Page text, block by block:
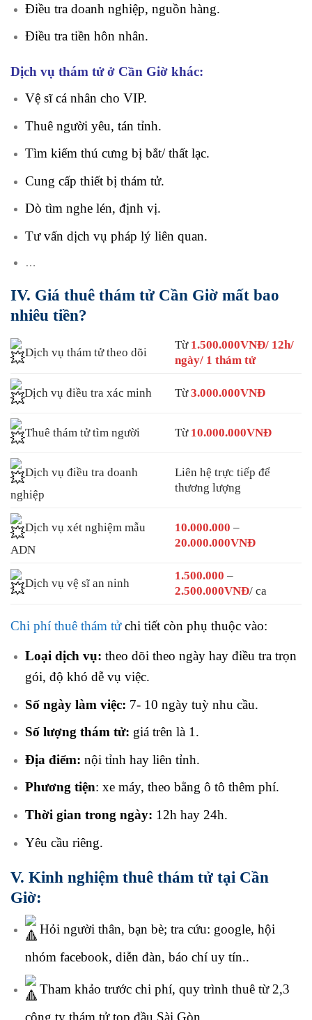
Điều tra doanh nghiệp, nguồn hàng.
Điều tra tiền hôn nhân.
Dịch vụ thám tử ở Cần Giờ khác:
Vệ sĩ cá nhân cho VIP.
Thuê người yêu, tán tỉnh.
Tìm kiếm thú cưng bị bắt/ thất lạc.
Cung cấp thiết bị thám tử.
Dò tìm nghe lén, định vị.
Tư vấn dịch vụ pháp lý liên quan.
…
IV. Giá thuê thám tử Cần Giờ mất bao
nhiêu tiền?
Dịch vụ thám tử theo dõi
Từ 1.500.000VNĐ/ 12h/
ngày/ 1 thám tử
Dịch vụ điều tra xác minh Từ3.000.000VNĐ
Thuê thám tử tìm người Từ 10.000.000VNĐ
Dịch vụ điều tra doanh
nghiệp
Liên hệ trực tiếp để
thương lượng
Dịch vụ xét nghiệm mẫu
ADN
10.000.000 –
20.000.000VNĐ
Dịch vụ vệ sĩ an ninh
1.500.000 –
2.500.000VNĐ/ ca
Chi phí thuê thám tửchi tiết còn phụ thuộc vào:
Loại dịch vụ: theo dõi theo ngày hay điều tra trọn
gói, độ khó dễ vụ việc.
Số ngày làm việc: 7- 10 ngày tuỳ nhu cầu.
Số lượng thám tử: giá trên là 1.
Địa điểm: nội tỉnh hay liên tỉnh.
Phương tiện: xe máy, theo bằng ô tô thêm phí.
Thời gian trong ngày: 12h hay 24h.
Yêu cầu riêng.
V. Kinh nghiệm thuê thám tử tại Cần
Giờ:
Hỏi người thân, bạn bè; tra cứu: google, hội
nhóm facebook, diễn đàn, báo chí uy tín..
Tham khảo trước chi phí, quy trình thuê từ 2,3
công ty thám tử top đầu Sài Gòn.